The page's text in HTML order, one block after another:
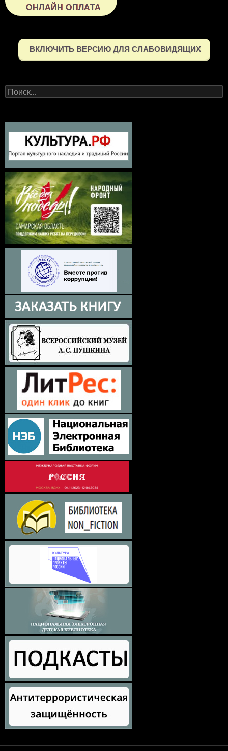
ОНЛАЙН ОПЛАТА
ВКЛЮЧИТЬ ВЕРСИЮ ДЛЯ СЛАБОВИДЯЩИХ
Найти: